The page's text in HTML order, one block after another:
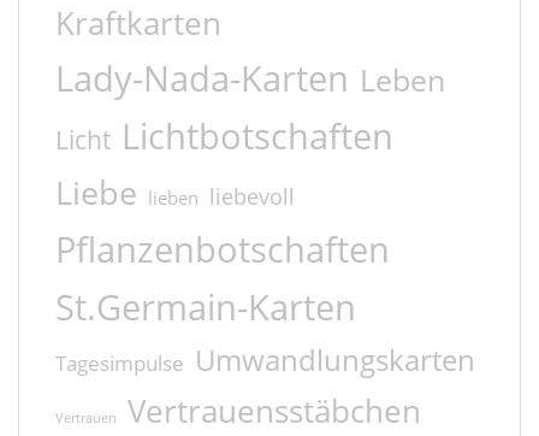
Kraftkarten
Lady-Nada-Karten Leben
Licht Lichtbotschaften
Liebe lieben liebevoll
Pflanzenbotschaften
St.Germain-Karten
Tagesimpulse Umwandlungskarten
Vertrauen Vertrauensstäbchen